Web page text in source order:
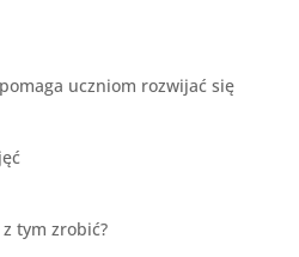
uczniom rozwijać się
tym zrobić?